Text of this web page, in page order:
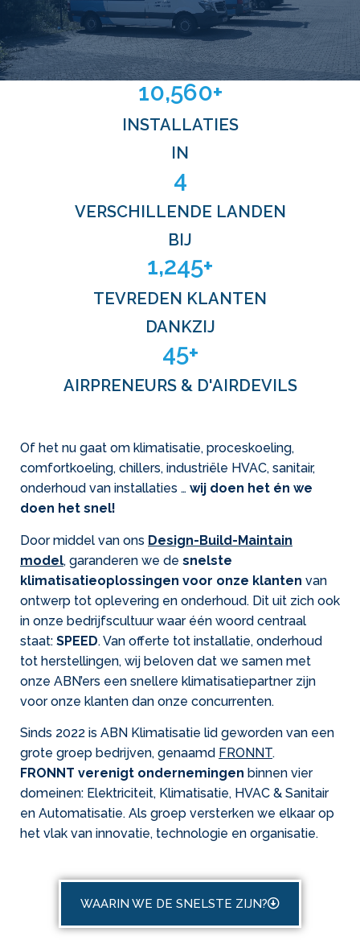
INSTALLATIES
10,560+
IN
VERSCHILLENDE LANDEN
4
BIJ
TEVREDEN KLANTEN
1,245+
DANKZIJ
AIRPRENEURS & D'AIRDEVILS
45+
Of het nu gaat om klimatisatie, proceskoeling,
comfortkoeling, chillers, industriële HVAC, sanitair,
onderhoud van installaties … wij doen het én we
doen het snel!
Door middel van ons Design-Build-Maintain
model, garanderen we de snelste
klimatisatieoplossingen voor onze klanten van
ontwerp tot oplevering en onderhoud. Dit uit zich ook
in onze bedrijfscultuur waar één woord centraal
staat: SPEED. Van offerte tot installatie, onderhoud
tot herstellingen, wij beloven dat we samen met
onze ABN’ers een snellere klimatisatiepartner zijn
voor onze klanten dan onze concurrenten.
Sinds 2022 is ABN Klimatisatie lid geworden van een
grote groep bedrijven, genaamd FRONNT.
FRONNT verenigt ondernemingen binnen vier
domeinen: Elektriciteit, Klimatisatie, HVAC & Sanitair
en Automatisatie. Als groep versterken we elkaar op
het vlak van innovatie, technologie en organisatie.
WAARIN WE DE SNELSTE ZIJN?